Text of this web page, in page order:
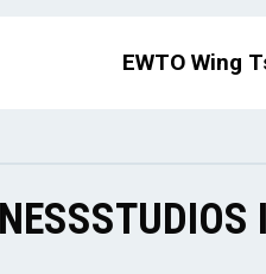
EWTO Wing